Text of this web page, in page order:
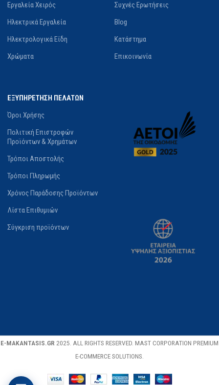
Εργαλεία Χειρός
Ηλεκτρικά Εργαλεία
Ηλεκτρολογικά Είδη
Χρώματα
Συχνές Ερωτήσεις
Blog
Κατάστημα
Επικοινωνία
ΕΞΥΠΗΡΕΤΗΣΗ ΠΕΛΑΤΩΝ
Όροι Χρήσης
Πολιτική Επιστροφών
Προϊόντων & Χρημάτων
Τρόποι Αποστολής
Τρόποι Πληρωμής
Χρόνος Παράδοσης Προϊόντων
Λίστα Επιθυμιών
Σύγκριση προϊόντων
E-MAKANTASIS.GR 2025. ALL RIGHTS RESERVED. MAST CORPORATION PREMIUM
E-COMMERCE SOLUTIONS.